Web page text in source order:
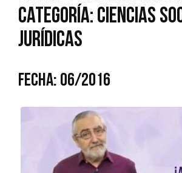
CATEGORÍA: CIENCIAS
JURÍDICAS
FECHA: 06/2016